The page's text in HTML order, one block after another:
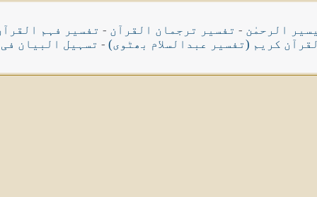
الرحمٰن - تفسیر ترجمان القرآن - تفسیر فہم
کریم (تفسیر عبدالسلام بھٹوی) - تسہیل البیان